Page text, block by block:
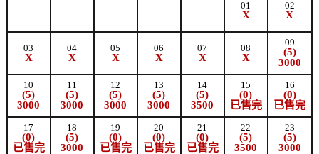
01
X
02
X
03
X
04
X
05
X
06
X
07
X
08
X
09
(5)
3000
10
(5)
3000
11
(5)
3000
12
(5)
3000
13
(5)
3000
14
(5)
3500
15
(0)
已售完
16
(0)
已售完
17
(0)
已售完
18
(5)
3000
19
(0)
已售完
20
(0)
已售完
21
(0)
已售完
22
(5)
3500
23
(5)
3000